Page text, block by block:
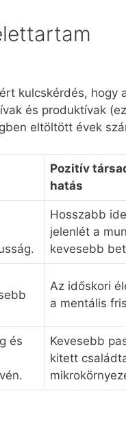
kulcskérdés, hogy
és produktívak
eltöltött évek
Pozitív
hatás
Hosszabb
jelenlét a
kevesebb
Az időskori
a mentális
és
Kevesebb
kitett